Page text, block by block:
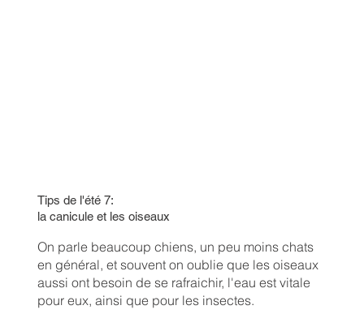
Tips de l'été 7:
la canicule et les oiseaux
On parle beaucoup chiens, un peu moins chats
en général, et souvent on oublie que les oiseaux
aussi ont besoin de se rafraichir, l'eau est vitale
pour eux, ainsi que pour les insectes.